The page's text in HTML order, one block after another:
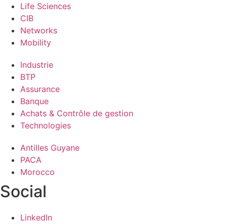
Life Sciences
CIB
Networks
Mobility
Industrie
BTP
Assurance
Banque
Achats & Contrôle de gestion
Technologies
Antilles Guyane
PACA
Morocco
Social
LinkedIn